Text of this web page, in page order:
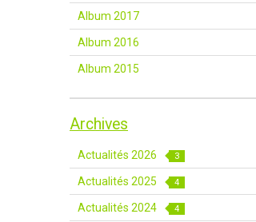
Album 2017
Album 2016
Album 2015
Archives
Actualités 2026 3
Actualités 2025 4
Actualités 2024 4